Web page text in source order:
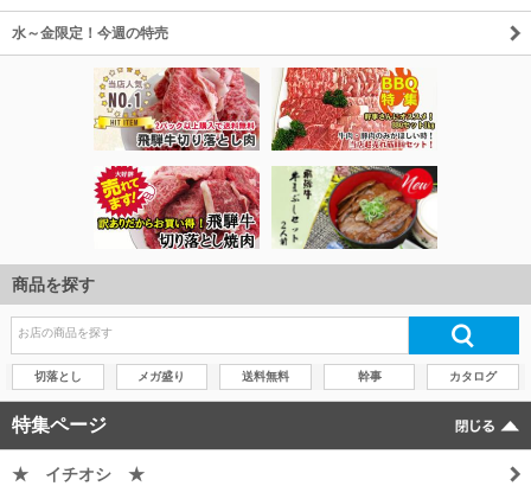
水～金限定！今週の特売
商品を探す
切落とし メガ盛り 送料無料 幹事 カタログ
特集ページ
★ イチオシ ★